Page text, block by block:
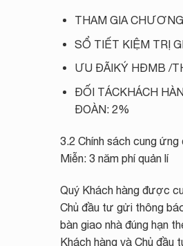
THAM GIA
SỔ TIẾT KIỆM TRỊ
ƯU ĐÃIKÝ HĐMB /
ĐỐI TÁCKHÁCH
ĐOÀN: 2%
3.2 Chính sách cung ứng
Miễn: 3 năm phí quản lí
Quý Khách hàng được
Chủ đầu tư gửi thông
bàn giao nhà đúng hạn
Khách hàng và Chủ đầu